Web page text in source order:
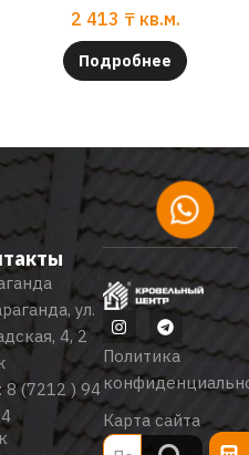
2 413 ₸ кв.м.
Подробнее
ул.
4, 2
8 (7212 ) 94
Политика
Карта сайта